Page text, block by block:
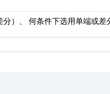
）、 何条件下选用单端或